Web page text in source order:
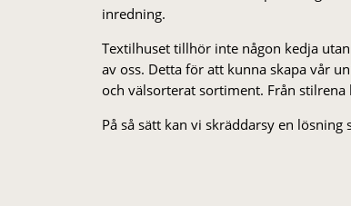
inredning.
Textilhuset tillhör inte någon kedja
av oss. Detta för att kunna skapa vår
och välsorterat sor­ti­ment. Från
På så sätt kan vi skräddarsy en